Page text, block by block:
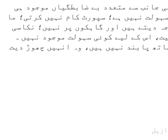
جانب سے متعدد بے ضابطگیاں موجود ہی
نہیں ہے؛ سپورٹ کام نہیں کرتی؛ ما
دیتے ہیں اور گاہکوں پر نہیں؛ نکاسی
اس کے لیے کوئی سہولت موجود نہیں ہ
پابند نہیں ہیں، وہ انہیں چھوڑ دیت
لیے غائب ہو جاتے ہیں، کچھ وقت بعد "صا
ہیں، اور جب ان سے رقم کی واپسی کی د
وہ درخواست کو نظر انداز کرتے ہیں اور
اور جب اصرار کیا جاتا ہے تو وہ دوب